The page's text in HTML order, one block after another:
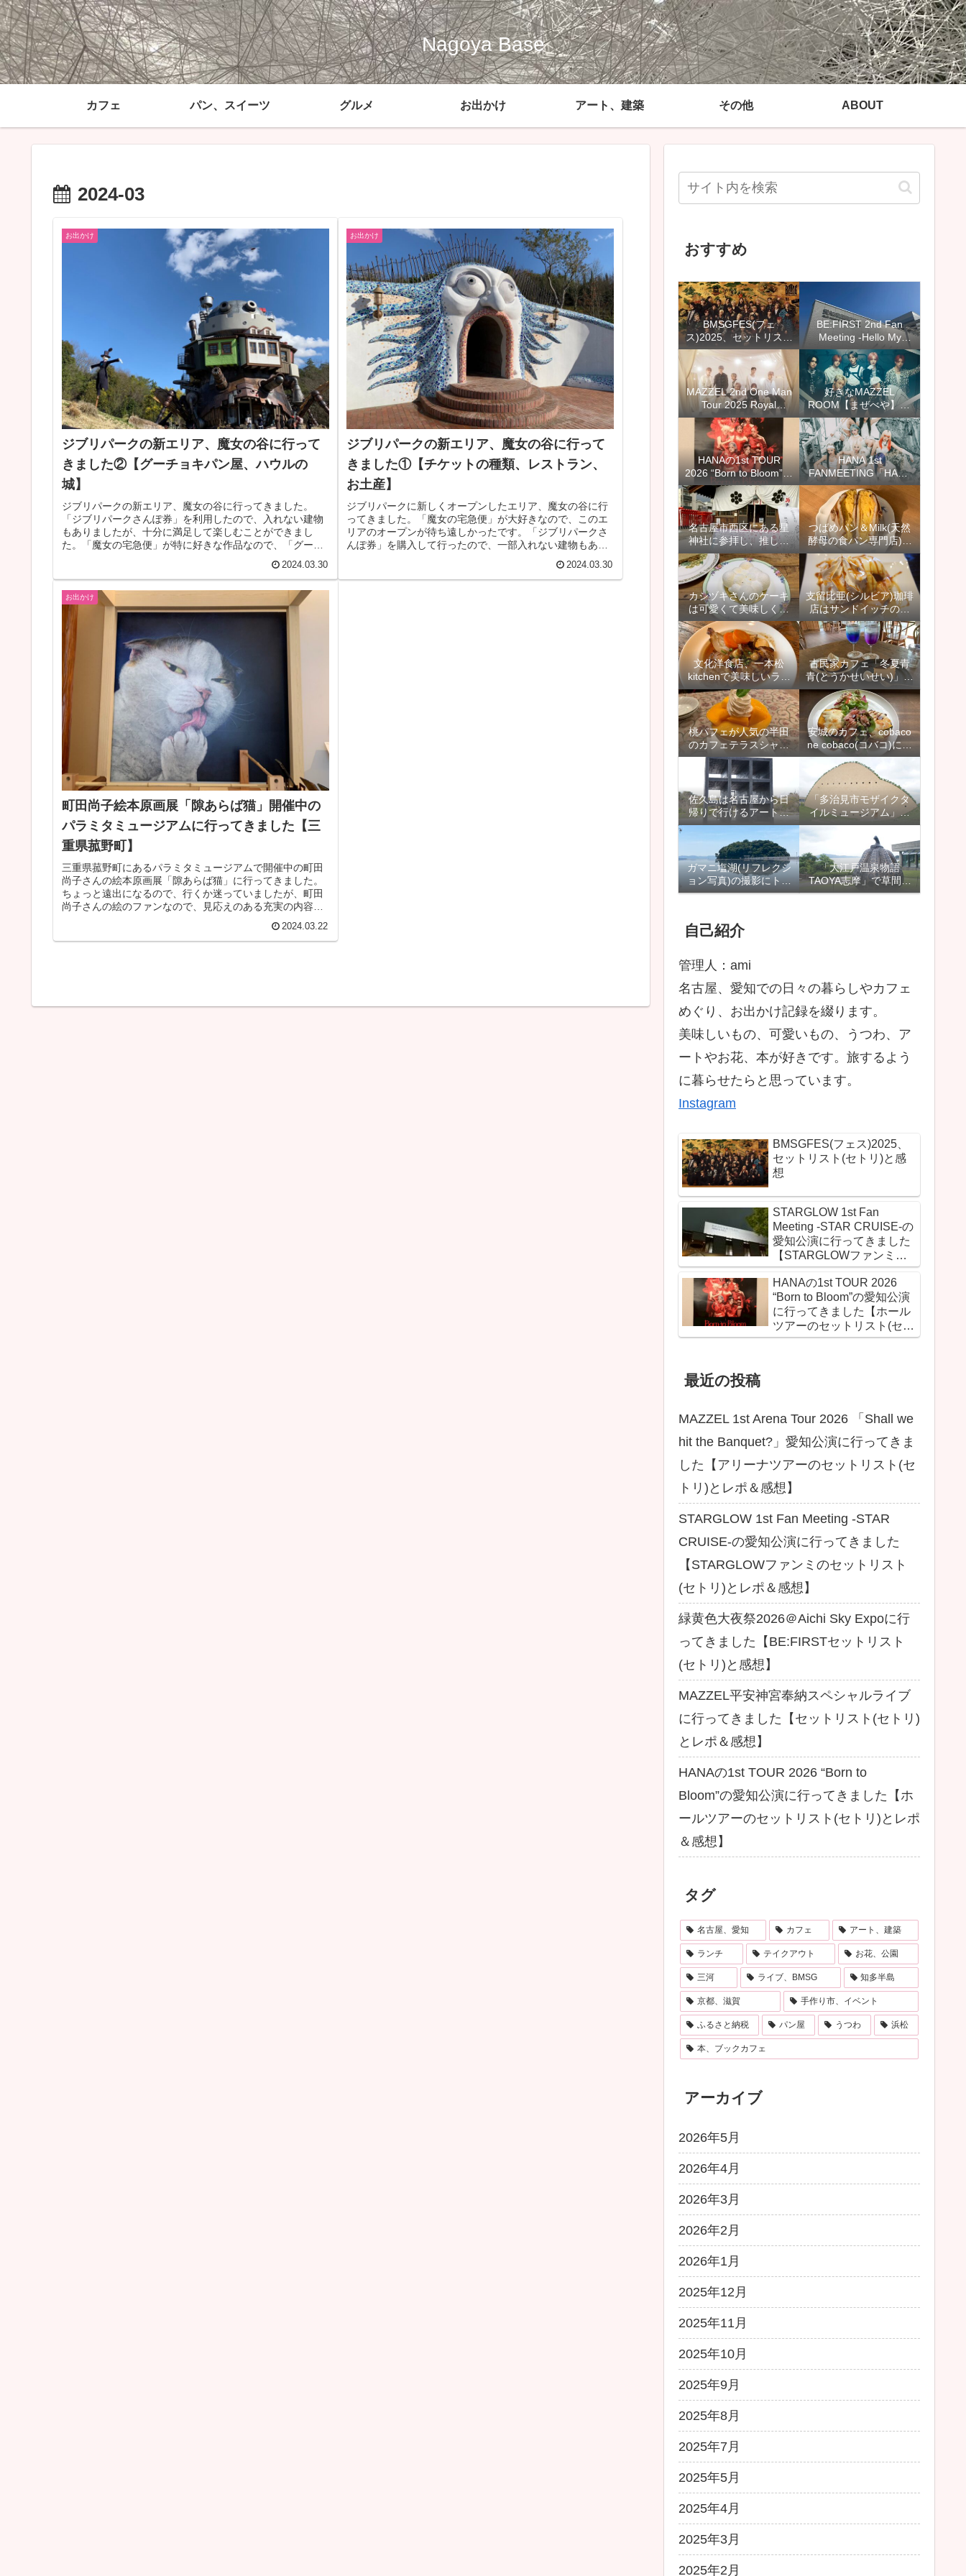
Nagoya Base
カフェ パン、スイーツ グルメ お出かけ アート、建築 その他 ABOUT
2024-03
お出かけ
ジブリパークの新エリア、魔女の谷に行って
きました②【グーチョキパン屋、ハウルの
城】
ジブリパークの新エリア、魔女の谷に行ってきました。
「ジブリパークさんぽ券」を利用したので、入れない建物
もありましたが、十分に満足して楽しむことができまし
た。「魔女の宅急便」が特に好きな作品なので、「グーチ
2024.03.30
お出かけ
ジブリパークの新エリア、魔女の谷に行って
きました①【チケットの種類、レストラン、
お土産】
ジブリパークに新しくオープンしたエリア、魔女の谷に行
ってきました。「魔女の宅急便」が大好きなので、このエ
リアのオープンが待ち遠しかったです。「ジブリパークさ
んぽ券」を購入して行ったので、一部入れない建物もあり
2024.03.30
お出かけ
町田尚子絵本原画展「隙あらば猫」開催中の
パラミタミュージアムに行ってきました【三
重県菰野町】
三重県菰野町にあるパラミタミュージアムで開催中の町田
尚子さんの絵本原画展「隙あらば猫」に行ってきました。
ちょっと遠出になるので、行くか迷っていましたが、町田
尚子さんの絵のファンなので、見応えのある充実の内容の
2024.03.22
おすすめ
BMSGFES(フェ
ス)2025、セットリスト
(セトリ)と感想
BE:FIRST 2nd Fan
Meeting -Hello My
“BESTY” vol.2-愛知公演
のセトリとレポ＆感想
【ファンミ＠スカイエ
キスポ】
MAZZEL 2nd One Man
Tour 2025 Royal
Straight Flush セット
リスト(セトリ)と感想、
レポ
好きなMAZZEL
ROOM【まぜべや】12
選＆カイセイさんぽや
AAA出演のドッキリ回
もおすすめ
HANAの1st TOUR
2026 “Born to Bloom”の
愛知公演に行ってきま
した【ホールツアーの
セットリスト(セトリ)と
レポ＆感想】
HANA 1st
FANMEETING「HANA
with HONEYs」のセッ
トリスト(セトリ)とレポ
＆感想【8月ファンミ＠
愛知】
名古屋市西区にある星
神社に参拝し、推しの
活躍を祈り、キキララ
のお守りと御朱印を授
かりました
つばめパン＆Milk(天然
酵母の食パン専門店)神
の倉店でオムレツサン
ド＆フレンチトースト
【名古屋市緑区】
カシヅキさんのケーキ
は可愛くて美味しくて
おすすめ【2021年1月
名古屋市天白区にオー
プン】
支留比亜(シルビア)珈琲
店はサンドイッチのメ
ニューが豊富で、モー
ニングもランチもおす
すめ
文化洋食店、一本松
kitchenで美味しいラン
チを頂きました【名古
屋市天白区、植田本
町】
古民家カフェ「冬夏青
青(とうかせいせい)」に
行ってきました【西尾
市吉良町、上横須賀駅
近く】
桃パフェが人気の半田
のカフェテラスシャン
ドールに行ってきまし
た【愛知県半田市】
安城のカフェ、cobaco
ne cobaco(コバコ)にラ
ンチに行ってきました
【愛知県安城市】
佐久島は名古屋から日
帰りで行けるアートの
島で、家族旅行やデー
ト、観光にもおすすめ
【愛知県】
「多治見市モザイクタ
イルミュージアム」は
雨の日も楽しめるイン
スタ映えスポット
ガマニ塩湖(リフレクシ
ョン写真)の撮影にトラ
イしたり、竹島周辺を
「大江戸温泉物語
TAOYA志摩」で草間彌
生さんの「南瓜」に出
自己紹介
管理人：ami
名古屋、愛知での日々の暮らしやカフェ
めぐり、お出かけ記録を綴ります。
美味しいもの、可愛いもの、うつわ、ア
ートやお花、本が好きです。旅するよう
に暮らせたらと思っています。
Instagram
BMSGFES(フェス)2025、
セットリスト(セトリ)と感
想
STARGLOW 1st Fan
Meeting -STAR CRUISE-の
愛知公演に行ってきました
【STARGLOWファンミの
セットリスト(セトリ)とレ
ポ＆感想】
HANAの1st TOUR 2026
“Born to Bloom”の愛知公演
に行ってきました【ホール
ツアーのセットリスト(セト
リ)とレポ＆感想】
最近の投稿
MAZZEL 1st Arena Tour 2026 「Shall we
hit the Banquet?」愛知公演に行ってきま
した【アリーナツアーのセットリスト(セ
トリ)とレポ＆感想】
STARGLOW 1st Fan Meeting -STAR
CRUISE-の愛知公演に行ってきました
【STARGLOWファンミのセットリスト
(セトリ)とレポ＆感想】
緑黄色大夜祭2026＠Aichi Sky Expoに行
ってきました【BE:FIRSTセットリスト
(セトリ)と感想】
MAZZEL平安神宮奉納スペシャルライブ
に行ってきました【セットリスト(セトリ)
とレポ＆感想】
HANAの1st TOUR 2026 “Born to
Bloom”の愛知公演に行ってきました【ホ
ールツアーのセットリスト(セトリ)とレポ
＆感想】
タグ
名古屋、愛知 カフェ アート、建築
ランチ テイクアウト お花、公園
三河 ライブ、BMSG 知多半島
京都、滋賀 手作り市、イベント
ふるさと納税 パン屋 うつわ 浜松
本、ブックカフェ
アーカイブ
2026年5月
2026年4月
2026年3月
2026年2月
2026年1月
2025年12月
2025年11月
2025年10月
2025年9月
2025年8月
2025年7月
2025年5月
2025年4月
2025年3月
2025年2月